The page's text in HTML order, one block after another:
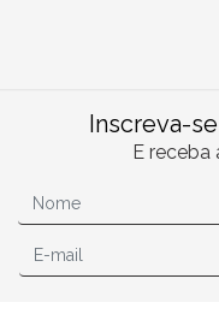
Inscreva-
E receba